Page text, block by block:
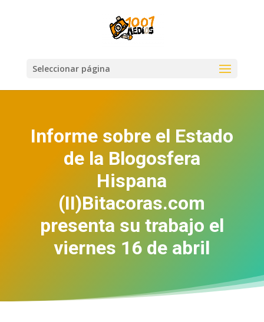
Seleccionar página
Informe sobre el Estado
de la Blogosfera
Hispana
(II)Bitacoras.com
presenta su trabajo el
viernes 16 de abril